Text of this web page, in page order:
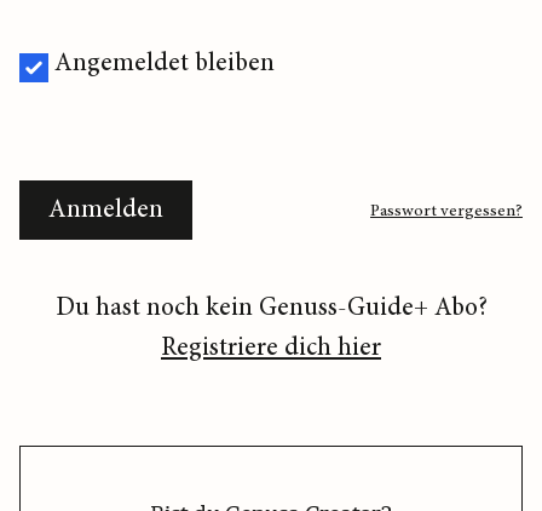
Angemeldet bleiben
Anmelden Passwort vergessen?
Du hast noch kein Genuss-Guide+ Abo?
Registriere dich hier